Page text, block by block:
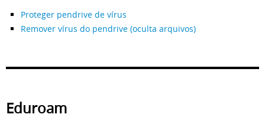
Proteger pendrive de vírus
Remover vírus do pendrive (oculta arquivos)
Eduroam